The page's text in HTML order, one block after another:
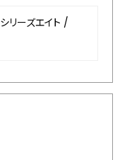
シリーズエイト /